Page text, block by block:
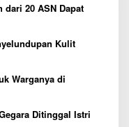
dari 20 ASN Dapat
Kulit
Warganya di
Ditinggal Istri